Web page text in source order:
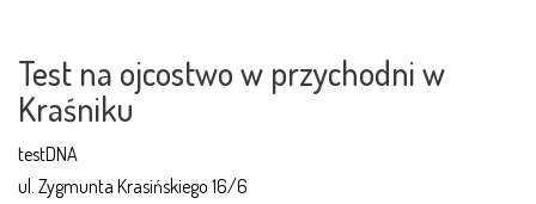
Test na ojcostwo w przychodni w
Kraśniku
testDNA
ul. Zyg­munta Kra­siń­skiego 16/6